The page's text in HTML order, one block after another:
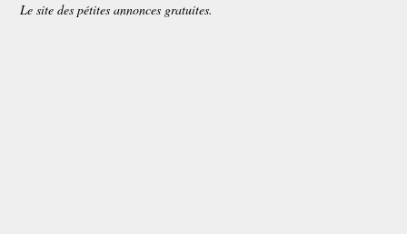
Le site des pétites annonces gratuites.